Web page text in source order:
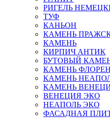
РИГЕЛЬ
ТУФ
КАНЬОН
КАМЕНЬ
КАМЕНЬ
КИРПИЧ АНТИК
БУТОВЫЙ
КАМЕНЬ
КАМЕНЬ
КАМЕНЬ
ВЕНЕЦИЯ ЭКО
НЕАПОЛЬ ЭКО
ФАСАДНАЯ